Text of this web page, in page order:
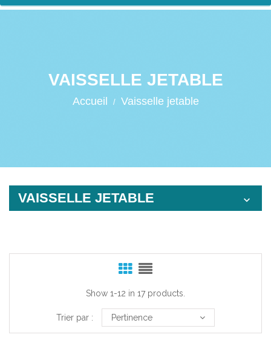
VAISSELLE JETABLE
Accueil Vaisselle jetable
VAISSELLE JETABLE 
Show 1-12 in 17 products.
Trier par : Pertinence